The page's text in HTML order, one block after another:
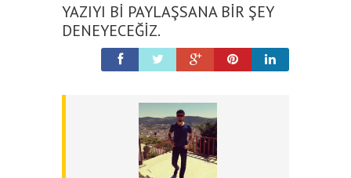
YAZIYI BI PAYLAŞSANA BIR ŞEY
DENEYECEĞIZ.